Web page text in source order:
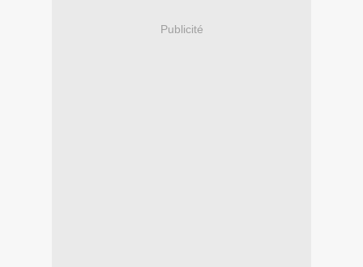
Publicité